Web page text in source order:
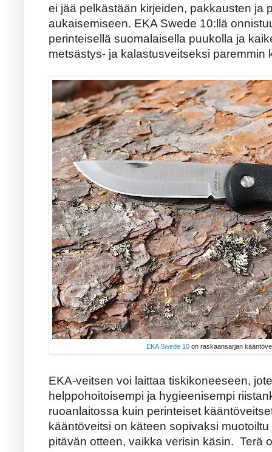
ei jää pelkästään kirjeiden, pakkausten ja
aukaisemiseen. EKA Swede 10:llä
perinteisellä suomalaisella puukolla ja
metsästys- ja kalastusveitseksi paremmin
EKA Swede 10on raskaansarjan
EKA-veitsen voi laittaa tiskikoneeseen,
helppohoitoisempi ja hygieenisempi
ruoanlaitossa kuin perinteiset
kääntöveitsi on käteen sopivaksi
pitävän otteen, vaikka verisin käsin. Terä